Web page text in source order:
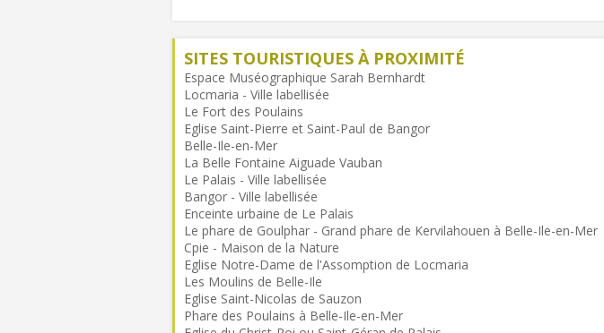
SITES TOURISTIQUES À PROXIMITÉ
Espace Muséographique Sarah Bernhardt
Locmaria - Ville labellisée
Le Fort des Poulains
Eglise Saint-Pierre et Saint-Paul de Bangor
Belle-Ile-en-Mer
La Belle Fontaine Aiguade Vauban
Le Palais - Ville labellisée
Bangor - Ville labellisée
Enceinte urbaine de Le Palais
Le phare de Goulphar - Grand phare de Kervilahouen à Belle-Ile-en-Mer
Cpie - Maison de la Nature
Eglise Notre-Dame de l'Assomption de Locmaria
Les Moulins de Belle-Ile
Eglise Saint-Nicolas de Sauzon
Phare des Poulains à Belle-Ile-en-Mer